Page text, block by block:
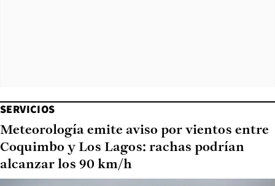
SERVICIOS
Meteorología emite aviso por vientos entre
Coquimbo y Los Lagos: rachas podrían
alcanzar los 90 km/h